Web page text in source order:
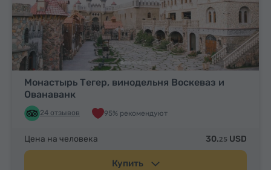
Монастырь Тегер, винодельня Воскеваз и
Ованаванк
24 отзывов 95% рекомендуют
Цена на человека 30.25 USD
Купить